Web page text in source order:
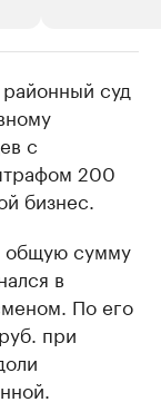
Посмотрите
суд
с
200
бизнес.
общую сумму
в
По его
при